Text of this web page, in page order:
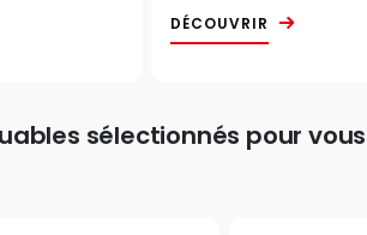
DÉCOUVRIR
sélectionnés pour vous